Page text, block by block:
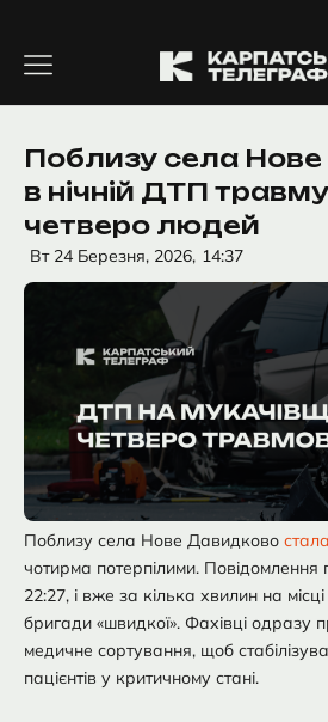
вмісту
Поблизу села
в нічній ДТП
четверо людей
Вт 24 Березня, 2026, 14:37
Поблизу села Нове Давидково
чотирма потерпілими.
22:27, і вже за кілька хвилин на
бригади «швидкої». Фахівці одразу
медичне сортування, щоб
пацієнтів у критичному стані.